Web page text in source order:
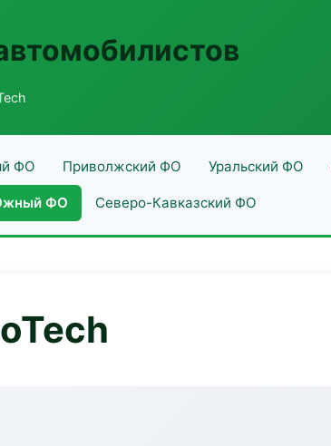
ФО Приволжский ФО Уральский ФО
ФО Северо-Кавказский ФО